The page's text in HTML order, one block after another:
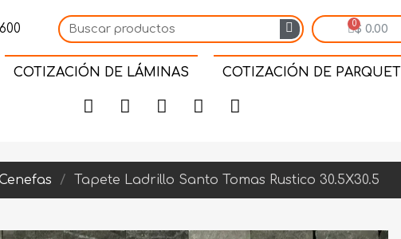
$ 0.00
COTIZACIÓN DE LÁMINAS COTIZACIÓN DE PARQUET
Tapete Ladrillo Santo Tomas Rustico 30.5X30.5